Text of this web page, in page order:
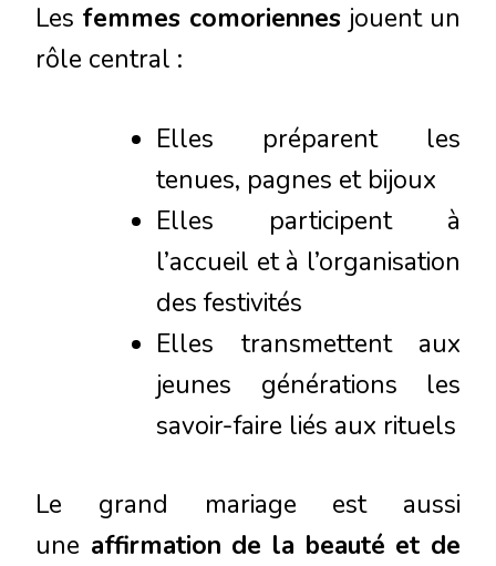
Les femmes comoriennesjouent un
rôle central :
Elles préparent les
tenues, pagnes et bijoux
Elles participent à
l’accueil et à l’organisation
des festivités
Elles transmettent aux
jeunes générations les
savoir-faire liés aux rituels
Le grand mariage est aussi
une affirmation de la beauté et de